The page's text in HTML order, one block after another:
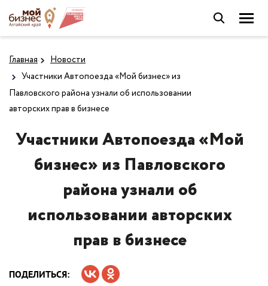
Главная
Новости
Участники Автопоезда «Мой бизнес» из
Павловского района узнали об использовании
авторских прав в бизнесе
Участники Автопоезда «Мой
бизнес» из Павловского
района узнали об
использовании авторских
прав в бизнесе
ПОДЕЛИТЬСЯ: